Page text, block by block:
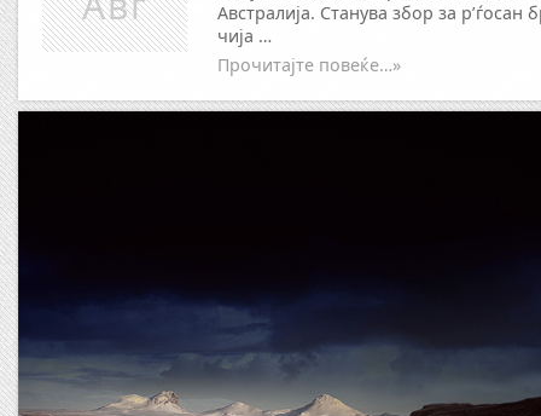
Австралија. Станува збор за
чија …
Прочитајте повеќе…»